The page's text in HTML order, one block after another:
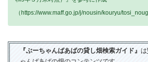
（https://www.maff.go.jp/j/nousin/kouryu/
『ぶーちゃんばあばの貸し畑検索ガイド』 は